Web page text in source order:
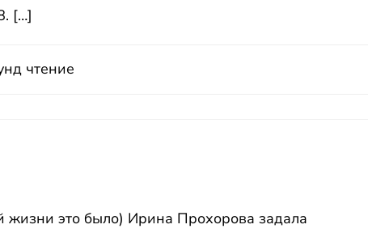
[…]
чтение
жизни это было) Ирина Прохорова задала